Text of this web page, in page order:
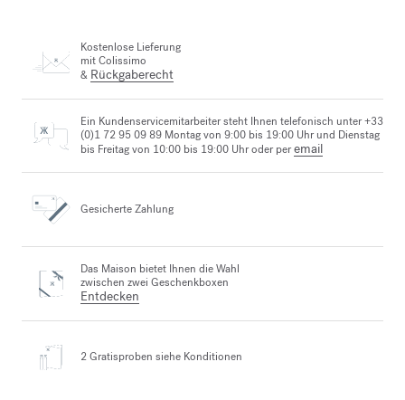
Kostenlose Lieferung
mit Colissimo
& Rückgaberecht
Ein Kundenservicemitarbeiter steht Ihnen telefonisch unter +33
(0)1 72 95 09 89 Montag von 9:00 bis 19:00 Uhr und Dienstag
bis Freitag von 10:00 bis 19:00 Uhr oder peremail
Gesicherte Zahlung
Das Maison bietet Ihnen die Wahl
zwischen zwei Geschenkboxen
Entdecken
2 Gratisproben siehe Konditionen